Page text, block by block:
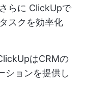
さらに ClickUpで
スクを効率化
はCRMの
ションを提供し